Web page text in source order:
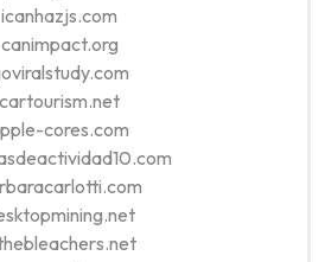
icanhazjs.com
canimpact.org
cartourism.net
cores.com